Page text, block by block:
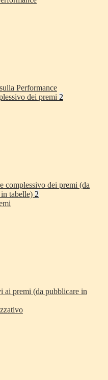
Performance
dei premi 2
complessivo dei premi (da
tabelle) 2
ai premi (da pubblicare in